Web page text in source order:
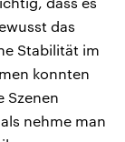
das
Stabilität im
konnten
Szenen
nehme man